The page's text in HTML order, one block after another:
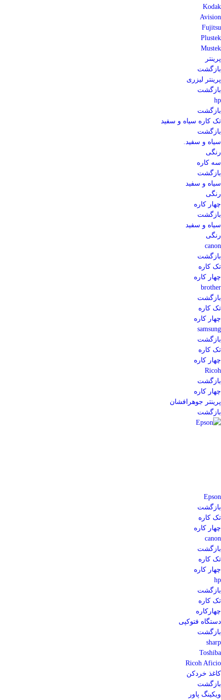
Kodak
Avision
Fujitsu
Plustek
Mustek
پرینتر
بازگشت
پرینتر لیزری
بازگشت
hp
بازگشت
تک کاره سیاه و سفید
بازگشت
سیاه و سفید.
رنگی
سه کاره
بازگشت
سیاه و سفید
رنگی
چهار کاره
بازگشت
سیاه و سفید
رنگی
canon
بازگشت
تک کاره
چهار کاره
brother
بازگشت
تک کاره
چهار کاره
samsung
بازگشت
تک کاره
چهار کاره
Ricoh
بازگشت
چهار کاره
پرینتر جوهرافشان
بازگشت
Epson
بازگشت
تک کاره
چهار کاره
canon
بازگشت
تک کاره
چهار کاره
hp
بازگشت
تک کاره
چهارکاره
دستگاه فتوکپی
بازگشت
sharp
Toshiba
Ricoh Aficio
کاغذ خردکن
بازگشت
ویکینگ پاور